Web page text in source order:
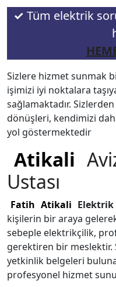
✓ Tüm elektrik
Sizlere hizmet sunmak
işimizi iyi noktalara
sağlamaktadır.
dönüşleri, kendimizi
yol göstermektedir
Atikali
Ustası
Fatih Atikali Elektrik
kişilerin bir araya
sebeple elektrikçilik,
gerektiren bir
yetkinlik belgeleri
profesyonel hizmet